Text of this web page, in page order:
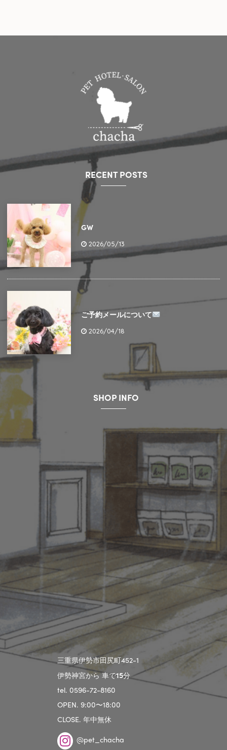
RECENT POSTS
GW
2026/05/13
ご予約メールについて
2026/04/18
SHOP INFO
三重県伊勢市田尻町452-1
伊勢神宮から 車で15分
tel. 0596-72-8160
OPEN. 9:00〜18:00
CLOSE. 年中無休
@pet_chacha